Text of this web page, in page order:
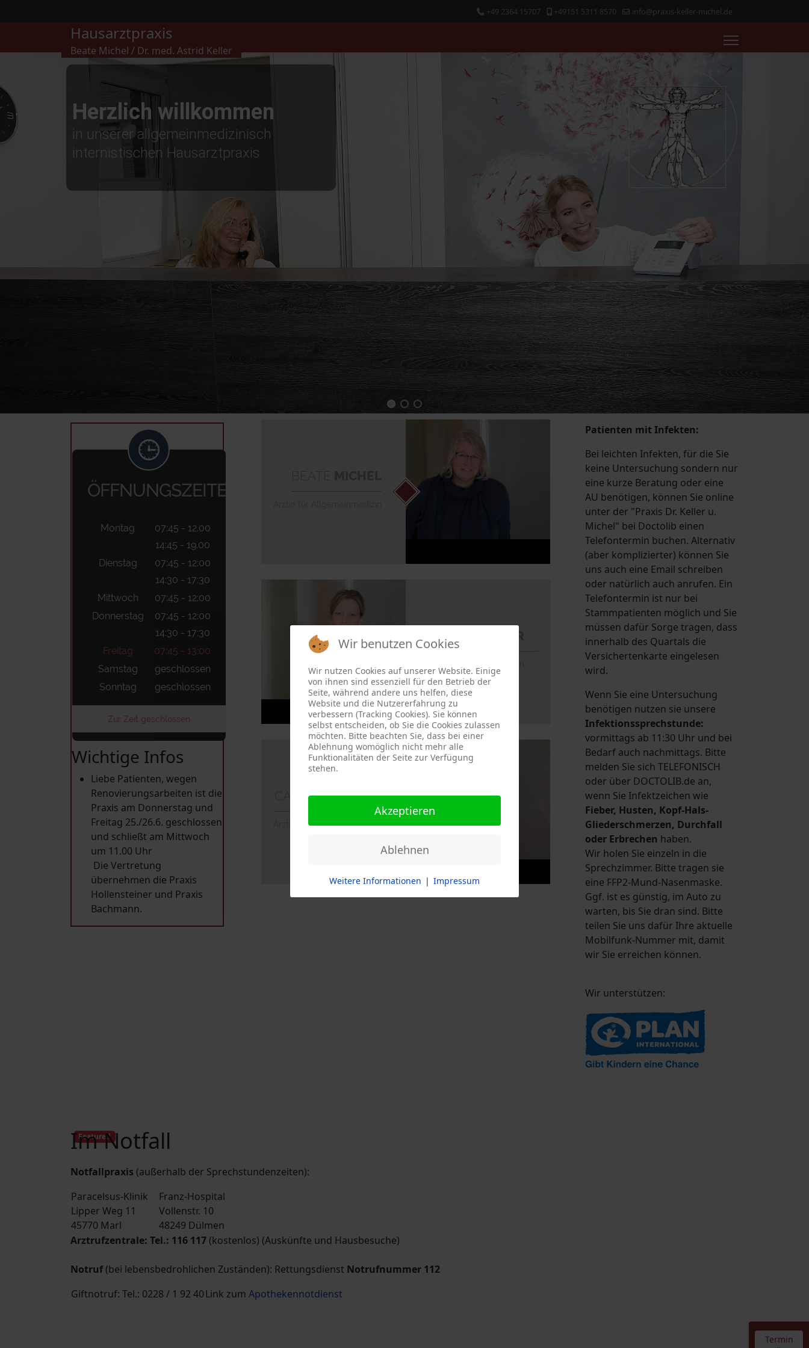
Termin
+49 2364 15707 +49151 5311 8570 info@praxis-keller-michel.de
Hausarztpraxis
Beate Michel / Dr. med. Astrid Keller
Herzlich willkommen
in unserer allgemeinmedizinisch
internistischen Hausarztpraxis
ÖFFNUNGSZEITEN
Montag
07:45 - 12.00
14:45 - 19.00
Dienstag
07:45 - 12:00
14:30 - 17:30
Mittwoch
07:45 - 12:00
Donnerstag
07:45 - 12:00
14:30 - 17:30
Freitag
07:45 - 13:00
Samstag
geschlossen
Sonntag
geschlossen
Zur Zeit geschlossen
Wichtige Infos
Liebe Patienten, wegen
Renovierungsarbeiten ist die
Praxis am Donnerstag und
Freitag 25./26.6. geschlossen
und schließt am Mittwoch
um 11.00 Uhr
Die Vertretung
übernehmen die Praxis
Hollensteiner und Praxis
Bachmann.
ASTRID
CARMENBREUER
Ärztin für Allgemeinmedizin
Patienten mit Infekten:
Bei leichten Infekten, für die Sie
keine Untersuchung sondern nur
eine kurze Beratung oder eine
AU benötigen, können Sie online
unter der "Praxis Dr. Keller u.
Michel" bei Doctolib einen
Telefontermin buchen. Alternativ
(aber komplizierter) können Sie
uns auch eine Email schreiben
oder natürlich auch anrufen. Ein
Telefontermin ist nur bei
Stammpatienten möglich und Sie
müssen dafür Sorge tragen, dass
innerhalb des Quartals die
Versichertenkarte eingelesen
wird.
Wenn Sie eine Untersuchung
benötigen nutzen sie unsere
Infektionssprechstunde:
vormittags ab 11:30 Uhr und bei
Bedarf auch nachmittags. Bitte
melden Sie sich TELEFONISCH
oder über DOCTOLIB.de an,
wenn Sie Infektzeichen wie
Fieber, Husten, Kopf-Hals-
Gliederschmerzen, Durchfall
oder Erbrechen haben.
Wir holen Sie einzeln in die
Sprechzimmer. Bitte tragen sie
eine FFP2-Mund-Nasenmaske.
Ggf. ist es günstig, im Auto zu
warten, bis Sie dran sind. Bitte
teilen Sie uns dafür Ihre aktuelle
Mobilfunk-Nummer mit, damit
wir Sie erreichen können.
Wir unterstützen:
Featured
Im Notfall
Notfallpraxis (außerhalb der Sprechstundenzeiten):
Paracelsus-Klinik
Lipper Weg 11
45770 Marl
Franz-Hospital
Vollenstr. 10
48249 Dülmen
Arztrufzentrale: Tel.: 116 117 (kostenlos) (Auskünfte und Hausbesuche)
Notruf(bei lebensbedrohlichen Zuständen): Rettungsdienst Notrufnummer 112
Giftnotruf: Tel.: 0228 / 1 92 40Link zum Apothekennotdienst
Wir benutzen Cookies
Wir nutzen Cookies auf unserer Website. Einige
von ihnen sind essenziell für den Betrieb der
Seite, während andere uns helfen, diese
Website und die Nutzererfahrung zu
verbessern (Tracking Cookies). Sie können
selbst entscheiden, ob Sie die Cookies zulassen
möchten. Bitte beachten Sie, dass bei einer
Ablehnung womöglich nicht mehr alle
Funktionalitäten der Seite zur Verfügung
stehen.
Akzeptieren
Ablehnen
Weitere Informationen | Impressum